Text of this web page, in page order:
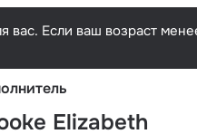
Если ваш возраст
Elizabeth